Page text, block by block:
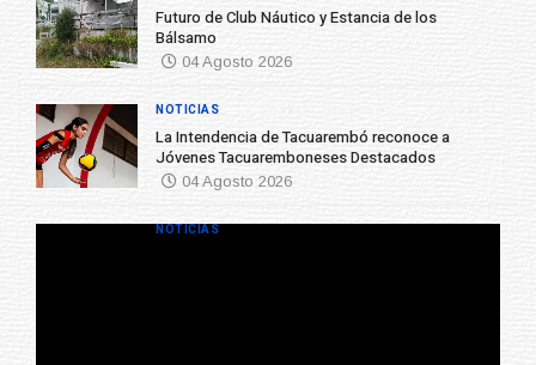
Futuro de Club Náutico y Estancia de los
Bálsamo
04 Agosto 2026
La Intendencia de Tacuarembó reconoce a
Jóvenes Tacuaremboneses Destacados
04 Agosto 2026
NOTICIAS
NOTICIAS